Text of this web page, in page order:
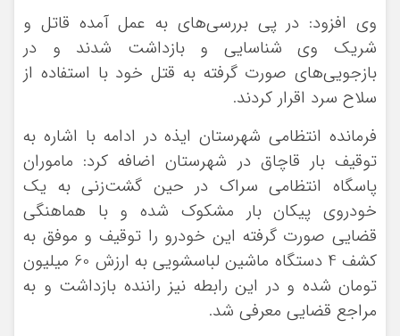
وی افزود: در پی بررسی‌های به عمل آمده قاتل و
شریک وی شناسایی و بازداشت شدند و در
بازجویی‌های صورت گرفته به قتل خود با استفاده از
سلاح سرد اقرار کردند.
فرمانده انتظامی شهرستان ایذه در ادامه با اشاره به
توقیف بار قاچاق در شهرستان اضافه کرد: ماموران
پاسگاه انتظامی سراک در حین گشت‌زنی به یک
خودروی پیکان بار مشکوک شده و با هماهنگی
قضایی صورت گرفته این خودرو را توقیف و موفق به
کشف 4 دستگاه ماشین لباسشویی به ارزش 60 میلیون
تومان شده و در این رابطه نیز راننده بازداشت و به
مراجع قضایی معرفی شد.